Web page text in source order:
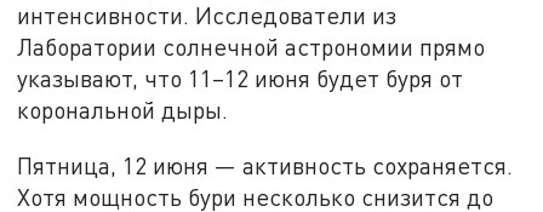
интенсивности. Исследователи из
Лаборатории солнечной астрономии прямо
указывают, что 11–12 июня будет буря от
корональной дыры.
Пятница, 12 июня — активность сохраняется.
Хотя мощность бури несколько снизится до